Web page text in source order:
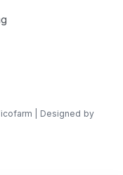
| Designed by